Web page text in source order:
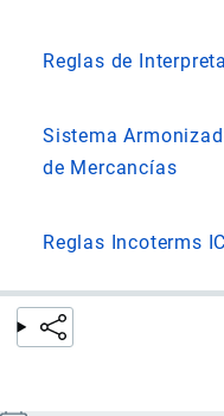
Reglas de
Sistema
de Mercancías
Reglas Incoterms